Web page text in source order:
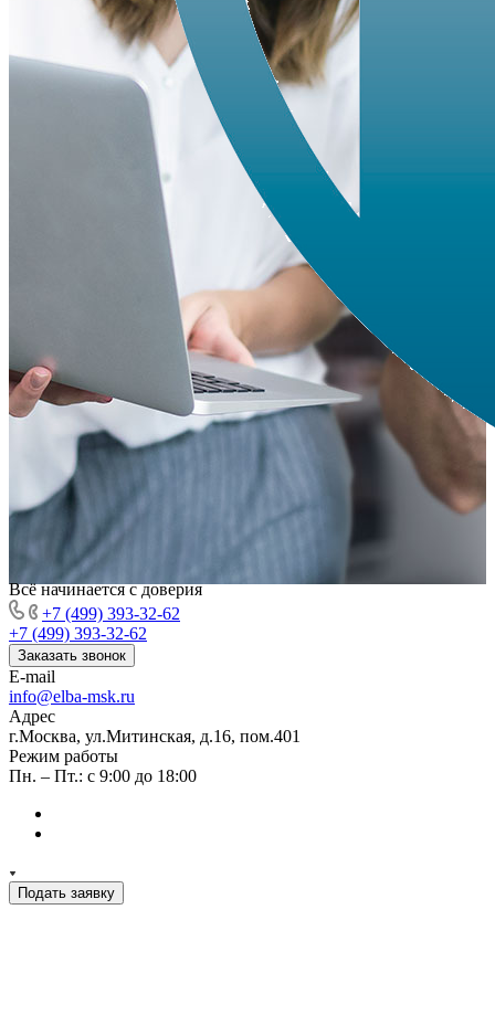
Всё начинается с доверия
+7 (499) 393-32-62
+7 (499) 393-32-62
Заказать звонок
E-mail
info@elba-msk.ru
Адрес
г.Москва, ул.Митинская, д.16, пом.401
Режим работы
Пн. – Пт.: с 9:00 до 18:00
Подать заявку